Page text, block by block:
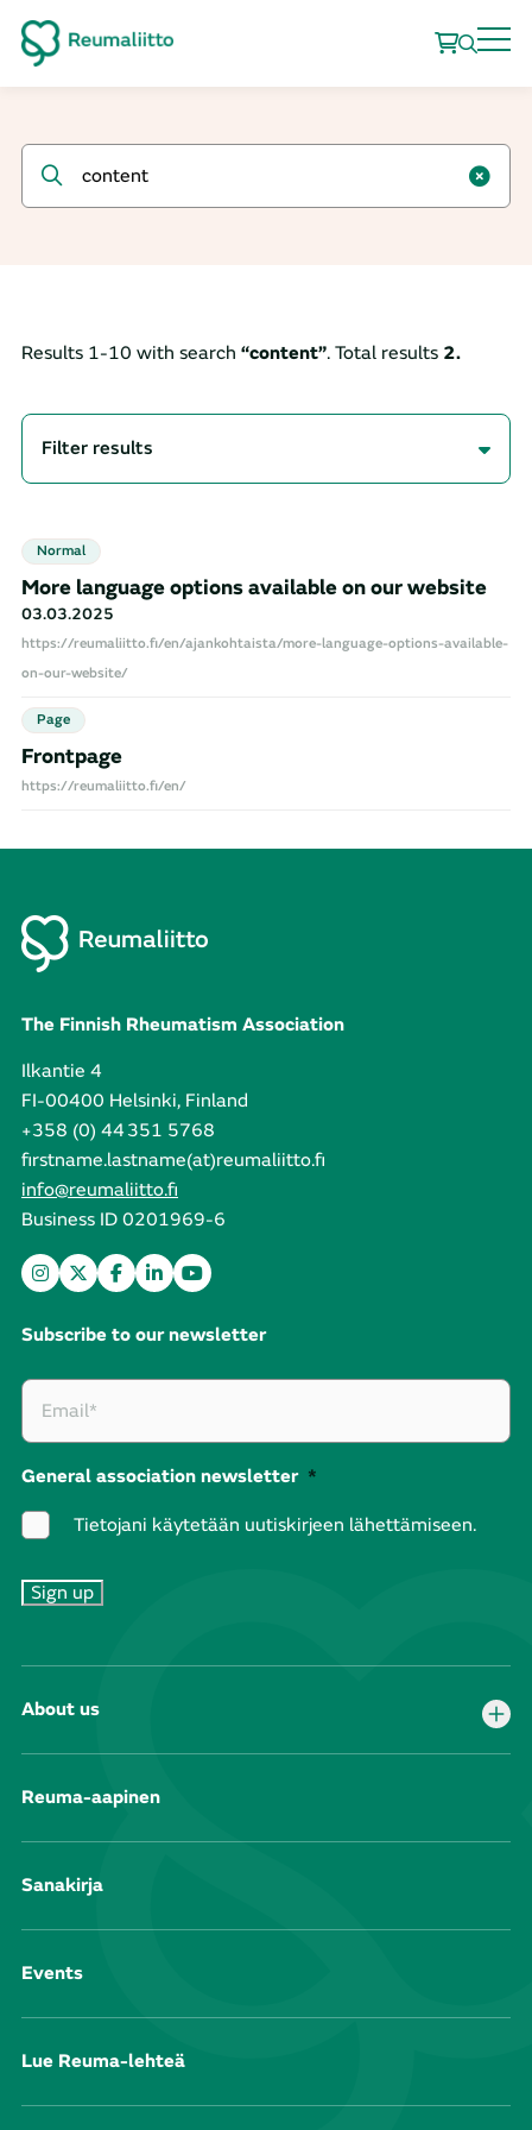
Results 1-10 with search “content”. Total results 2.
Filter results
Pages (1)
Events (0)
ABC of Rheumatology (0)
Reuma magazine (0)
Articles and news (1)
Normal
More language options available on our website
Julkaistu
03.03.2025
https://reumaliitto.fi/en/ajankohtaista/more-language-options-available-
on-our-website/
Page
Frontpage
https://reumaliitto.fi/en/
The Finnish Rheumatism Association
Ilkantie 4
FI-00400 Helsinki, Finland
+358 (0) 44 351 5768
firstname.lastname(at)reumaliitto.fi
info@reumaliitto.fi
Business ID 0201969-6
Subscribe to our newsletter
General association newsletter *
Tietojani käytetään uutiskirjeen lähettämiseen.
About us
Reuma-aapinen
Sanakirja
Events
Lue Reuma-lehteä